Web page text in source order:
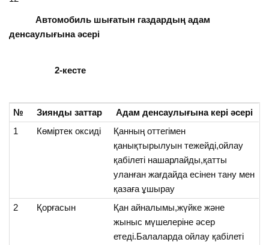
Автомобиль шығатын газдардың адам
денсаулығына әсері
2-кесте
№ Зиянды заттар
Адам денсаулығына кері әсері
1
Көміртек оксиді
Қанның оттегімен
қанықтырылуын тежейді,ойлау
қабілеті нашарлайды,қатты
уланған жағдайда есінен тану мен
қазаға ұшырау
2
Қорғасын
Қан айналымы,жүйке және
жыныс мүшелеріне әсер
етеді.Балаларда ойлау қабілеті